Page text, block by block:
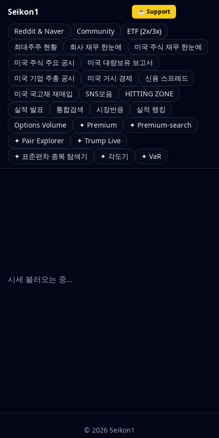
Seikon1 ☕ Support
Reddit & Naver Community
ETF (2x/3x)
최대주주 현황
회사 재무 한눈에
미국 주식 재무 한눈에
미국 주식 주요 공시
미국 대량보유 보고서
미국 기업 주총 공시
미국 거시 경제
신용 스프레드
미국 국고채 재매입
SNS모음
HITTING ZONE
실적 발표
통합검색 시장반응
실적 랭킹
Options Volume
✦ Premium
✦ Premium-search
✦ Pair Explorer
✦ Trump Live
✦ 표준편차 종목 탐색기
✦ 각도기 ✦ VaR
시세 불러오는 중…
© 2026 Seikon1